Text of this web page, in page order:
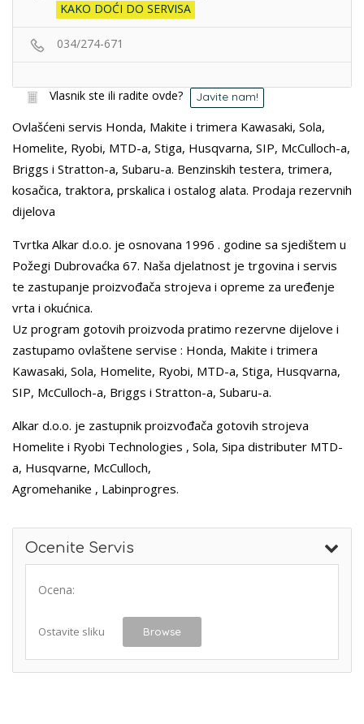
KAKO DOĆI DO SERVISA
034/274-671
Vlasnik ste ili radite ovde? Javite nam!
Ovlašćeni servis Honda, Makite i trimera Kawasaki, Sola,
Homelite, Ryobi, MTD-a, Stiga, Husqvarna, SIP, McCulloch-a,
Briggs i Stratton-a, Subaru-a. Benzinskih testera, trimera,
kosačica, traktora, prskalica i ostalog alata. Prodaja rezervnih
dijelova
Tvrtka Alkar d.o.o. je osnovana 1996 . godine sa sjedištem u
Požegi Dubrovaćka 67. Naša djelatnost je trgovina i servis
te zastupanje proizvođača strojeva i opreme za uređenje
vrta i okućnica.
Uz program gotovih proizvoda pratimo rezervne dijelove i
zastupamo ovlaštene servise : Honda, Makite i trimera
Kawasaki, Sola, Homelite, Ryobi, MTD-a, Stiga, Husqvarna,
SIP, McCulloch-a, Briggs i Stratton-a, Subaru-a.
Alkar d.o.o. je zastupnik proizvođača gotovih strojeva
Homelite i Ryobi Technologies , Sola, Sipa distributer MTD-
a, Husqvarne, McCulloch,
Agromehanike , Labinprogres.
Ocenite Servis
Ocena:
Ostavite sliku Browse